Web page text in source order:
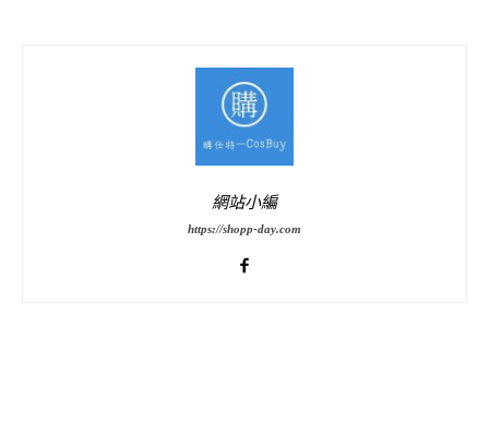
網站小編
https://shopp-day.com